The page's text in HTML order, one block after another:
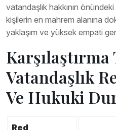
vatandaşlık hakkının önündeki
kişilerin en mahrem alanına
yaklaşım ve yüksek empati
Karşılaştırma
Vatandaşlık
Ve Hukuki
Red